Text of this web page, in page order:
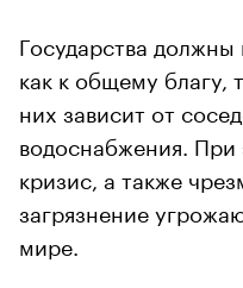
Государства должны
как к общему благу,
них зависит от
водоснабжения.
кризис, а также
загрязнение
мире.